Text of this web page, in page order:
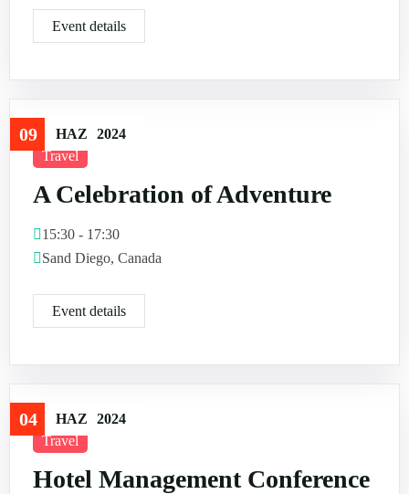
Event details
09 HAZ
2024
Travel
A Celebration of Adventure
15:30 - 17:30
Sand Diego, Canada
Event details
04 HAZ
2024
Travel
Hotel Management Conference